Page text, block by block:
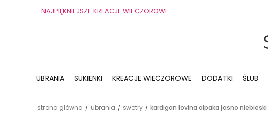
NAJPIĘKNIEJSZE KREACJE WIECZOROWE
UBRANIA SUKIENKI KREACJE WIECZOROWE DODATKI ŚLUB
strona główna / ubrania / swetry / kardigan lovina alpaka jasno niebieski